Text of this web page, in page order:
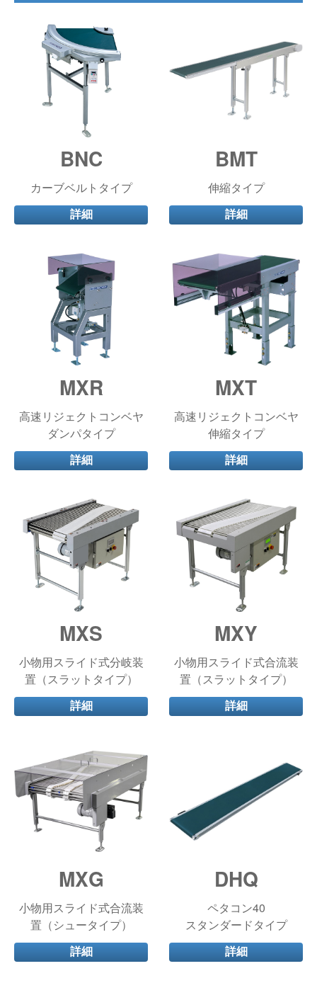
BNC
カーブベルトタイプ
詳細
BMT
伸縮タイプ
詳細
MXR
高速リジェクトコンベヤ
ダンパタイプ
詳細
MXT
高速リジェクトコンベヤ
伸縮タイプ
詳細
MXS
小物用スライド式分岐装
置（スラットタイプ）
詳細
MXY
小物用スライド式合流装
置（スラットタイプ）
詳細
MXG
小物用スライド式合流装
置（シュータイプ）
詳細
DHQ
ペタコン40
スタンダードタイプ
詳細